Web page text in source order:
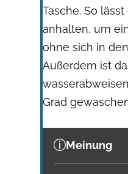
Tasche. So
anhalten, um
ohne sich in
Außerdem ist
Grad
Meinung